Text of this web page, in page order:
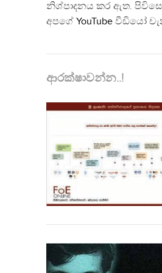
නිශ්පාදනය කර ඇත.
අපගේ YouTube වීඩියෝ
ආරක්ෂාවන්න..!